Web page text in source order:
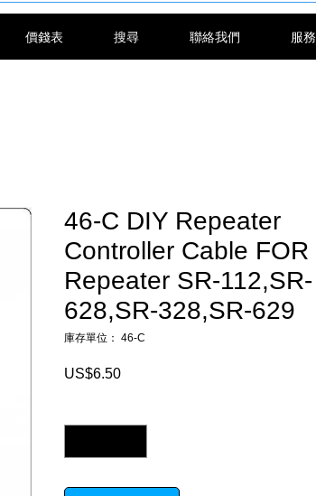
價錢表 搜尋 聯絡我們 服務
46-C DIY Repeater
Controller Cable FOR
Repeater SR-112,SR-
628,SR-328,SR-629
庫存單位： 46-C
US$6.50價